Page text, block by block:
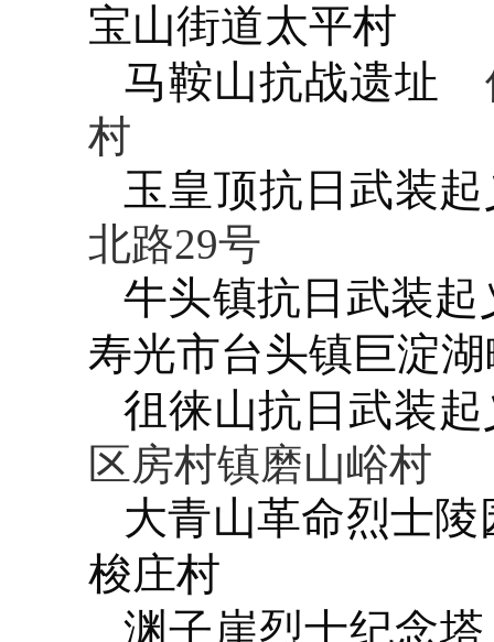
宝山街道太平村
马鞍山抗战遗址
村
玉皇顶抗日武装
北路29号
牛头镇抗日武装
寿光市台头镇巨淀
徂徕山抗日武装
区房村镇磨山峪村
大青山革命烈士陵
梭庄村
渊子崖烈士纪念塔